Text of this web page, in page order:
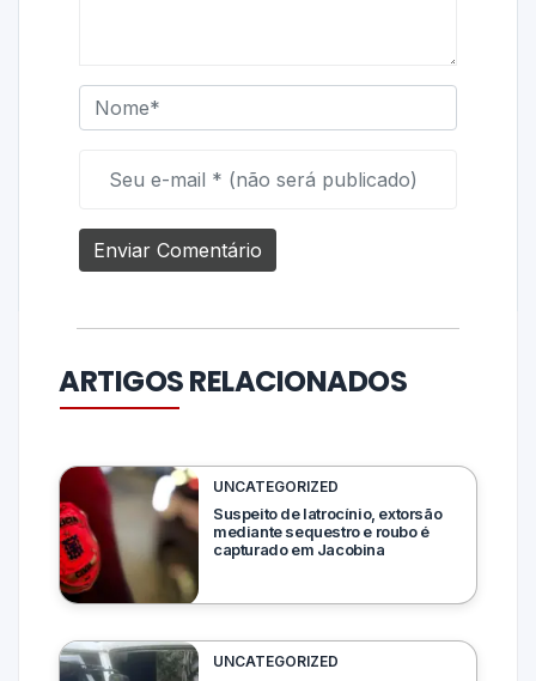
ARTIGOS RELACIONADOS
UNCATEGORIZED
Suspeito de latrocínio, extorsão
mediante sequestro e roubo é
capturado em Jacobina
UNCATEGORIZED